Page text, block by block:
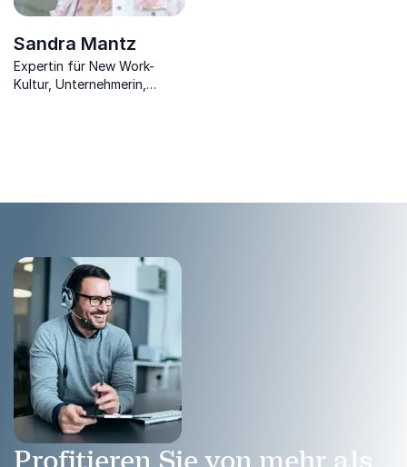
Sandra Mantz
Expertin für New Work-
Kultur, Unternehmerin,